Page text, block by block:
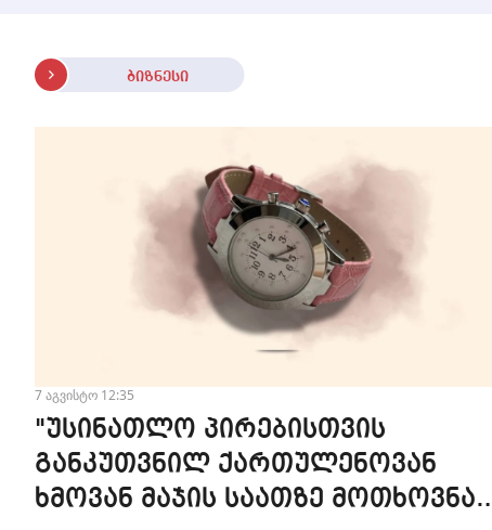
ბიზნესი
7 აგვისტო 12:35
"უსინათლო პირებისთვის
განკუთვნილ ქართულენოვან
ხმოვან მაჯის საათზე მოთხოვნა